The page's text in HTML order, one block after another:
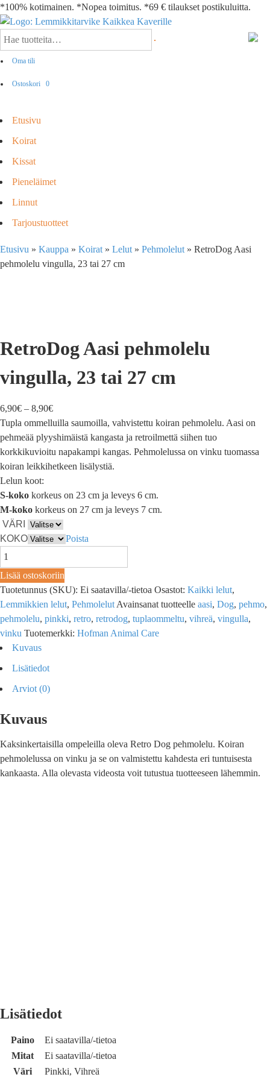
*100% kotimainen. *Nopea toimitus. *69 € tilaukset postikuluitta.
Oma tili
Ostoskori 0
Etusivu
Koirat
Kissat
Pieneläimet
Linnut
Tarjoustuotteet
Etusivu » Kauppa » Koirat » Lelut » Pehmolelut » RetroDog Aasi
pehmolelu vingulla, 23 tai 27 cm
RetroDog Aasi pehmolelu
vingulla, 23 tai 27 cm
6,90€ – 8,90€
Tupla ommelluilla saumoilla, vahvistettu koiran pehmolelu. Aasi on
pehmeää plyyshimäistä kangasta ja retroilmettä siihen tuo
korkkikuvioitu napakampi kangas. Pehmolelussa on vinku tuomassa
koiran leikkihetkeen lisälystiä.
Lelun koot:
S-koko korkeus on 23 cm ja leveys 6 cm.
M-koko korkeus on 27 cm ja leveys 7 cm.
VÄRI
KOKO
Poista
Lisää ostoskoriin
Tuotetunnus (SKU): Ei saatavilla/-tietoa Osastot: Kaikki lelut,
Lemmikkien lelut, Pehmolelut Avainsanat tuotteelle aasi, Dog, pehmo,
pehmolelu, pinkki, retro, retrodog, tuplaommeltu, vihreä, vingulla,
vinku Tuotemerkki: Hofman Animal Care
Kuvaus
Lisätiedot
Arviot (0)
Kuvaus
Kaksinkertaisilla ompeleilla oleva Retro Dog pehmolelu. Koiran
pehmolelussa on vinku ja se on valmistettu kahdesta eri tuntuisesta
kankaasta. Alla olevasta videosta voit tutustua tuotteeseen lähemmin.
Lisätiedot
Paino
Ei saatavilla/-tietoa
Mitat
Ei saatavilla/-tietoa
Väri
Pinkki, Vihreä